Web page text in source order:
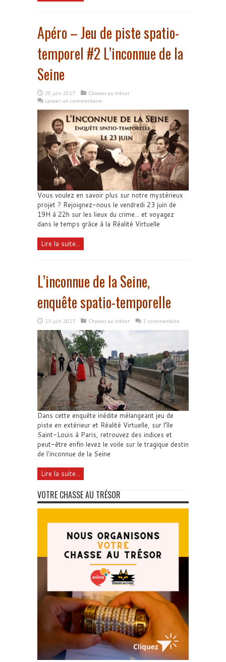
Apéro – Jeu de piste spatio-
temporel #2 L’inconnue de la
Seine
20 juin 2017
Chasses au trésor
Laisser un commentaire
Vous voulez en savoir plus sur notre mystérieux
projet ? Rejoignez-nous le vendredi 23 juin de
19H à 22h sur les lieux du crime... et voyagez
dans le temps grâce à la Réalité Virtuelle
Lire la suite...
L’inconnue de la Seine,
enquête spatio-temporelle
13 juin 2017 Chasses au trésor 1 commentaire
Dans cette enquête inédite mélangeant jeu de
piste en extérieur et Réalité Virtuelle, sur l’île
Saint-Louis à Paris, retrouvez des indices et
peut-être enfin levez le voile sur le tragique destin
de l'inconnue de la Seine
Lire la suite...
VOTRE CHASSE AU TRÉSOR